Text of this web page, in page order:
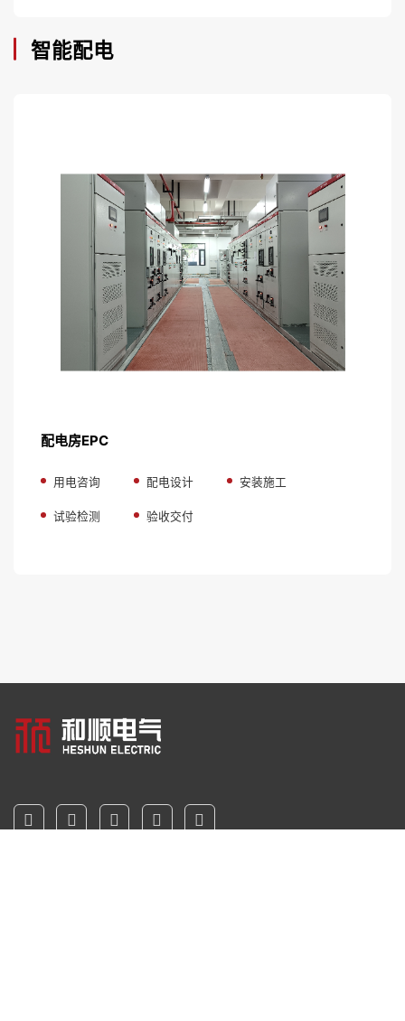
智能配电
配电房EPC
用电咨询 配电设计 安装施工
试验检测 验收交付